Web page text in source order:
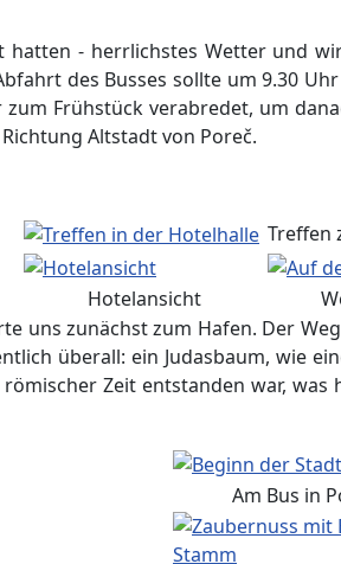
- herrlichstes Wetter und
des Busses sollte um 9.30
Frühstück verabredet, um
Altstadt von Poreč.
Treffen
Hotelansicht
uns zunächst zum Hafen. Der
überall: ein Judasbaum, wie
Zeit entstanden war,
Am Bus in